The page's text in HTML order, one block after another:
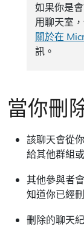
如果你是
用聊天室
關於在
訊。
當你刪
該聊天會從
給其他群組
其他參與者
知道你已經
刪除的聊天